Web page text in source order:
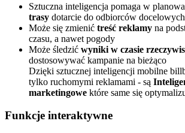
Sztuczna inteligencja pomaga w
trasy dotarcie do odbiorców docelowych
Może się zmienić treść reklamy na
czasu, a nawet pogody
Może śledzić wyniki w czasie
dostosowywać kampanie na bieżąco
Dzięki sztucznej inteligencji mobilne
tylko ruchomymi reklamami - są
marketingowe które same się
Funkcje interaktywne